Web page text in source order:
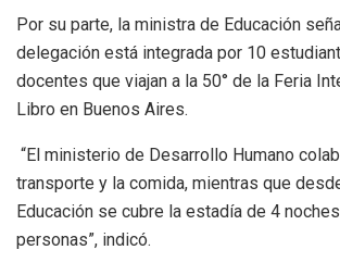
Por su parte, la ministra de Educación
delegación está integrada por 10
docentes que viajan a la 50° de la Feria
Libro en Buenos Aires.
“El ministerio de Desarrollo Humano
transporte y la comida, mientras que
Educación se cubre la estadía de 4
personas”, indicó.